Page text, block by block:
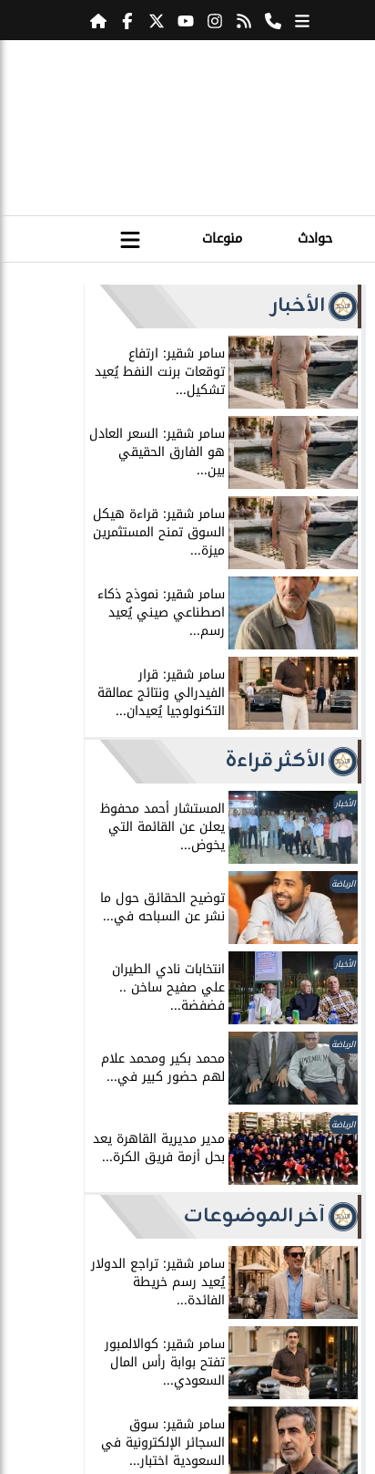
حوادث منوعات
الأخبار
سامر شقير: ارتفاع
توقعات برنت النفط يُعيد
تشكيل...
سامر شقير: السعر العادل
هو الفارق الحقيقي
بين...
سامر شقير: قراءة هيكل
السوق تمنح المستثمرين
ميزة...
سامر شقير: نموذج ذكاء
اصطناعي صيني يُعيد
رسم...
سامر شقير: قرار
الفيدرالي ونتائج عمالقة
التكنولوجيا يُعيدان...
الأكثر قراءة
الأخبار المستشار أحمد محفوظ
يعلن عن القائمة التي
يخوض...
الرياضة
توضيح الحقائق حول ما
نشر عن السباحه في...
الأخبار انتخابات نادي الطيران
علي صفيح ساخن ..
فضفضة...
الرياضة
محمد بكير ومحمد علام
لهم حضور كبير في...
الرياضة
مدير مديرية القاهرة يعد
بحل أزمة فريق الكرة...
آخر الموضوعات
سامر شقير: تراجع الدولار
يُعيد رسم خريطة
الفائدة...
سامر شقير: كوالالمبور
تفتح بوابة رأس المال
السعودي...
سامر شقير: سوق
السجائر الإلكترونية في
السعودية اختبار...